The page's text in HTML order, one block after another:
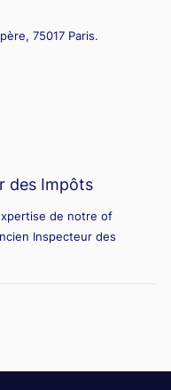
75017 Paris.
des Impôts
de notre of
Inspecteur des